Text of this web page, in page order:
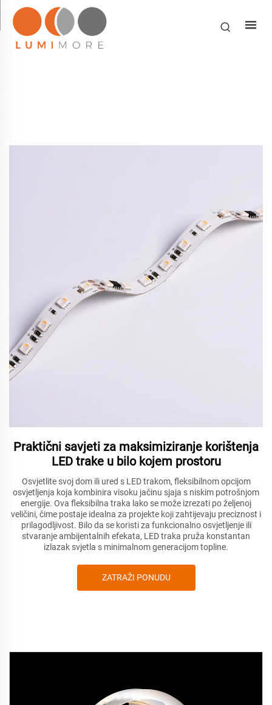
Praktični savjeti za maksimiziranje korištenja
LED trake u bilo kojem prostoru
Osvjetlite svoj dom ili ured s LED trakom, fleksibilnom opcijom
osvjetljenja koja kombinira visoku jačinu sjaja s niskim potrošnjom
energije. Ova fleksibilna traka lako se može izrezati po željenoj
veličini, čime postaje idealna za projekte koji zahtijevaju preciznost i
prilagodljivost. Bilo da se koristi za funkcionalno osvjetljenje ili
stvaranje ambijentalnih efekata, LED traka pruža konstantan
izlazak svjetla s minimalnom generacijom topline.
ZATRAŽI PONUDU